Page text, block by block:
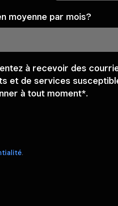
moyenne par mois?
à recevoir des
et de services
à tout moment*.
.